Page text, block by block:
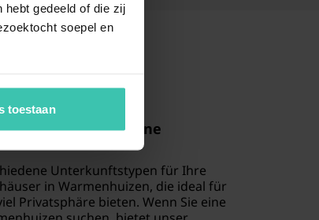
hebt gedeeld of die zij
soepel en
toestaan
Ferienhaus oder eine
Unterkunftstypen für Ihre
in Warmenhuizen, die ideal für
Privatsphäre bieten. Wenn Sie eine